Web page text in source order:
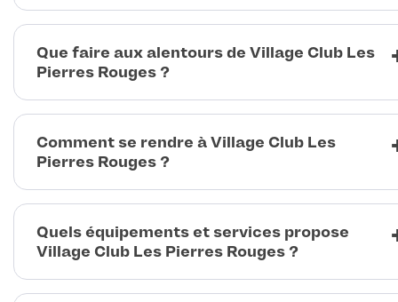
Que faire aux alentours de Village Club Les
Pierres Rouges ?
Comment se rendre à Village Club Les
Pierres Rouges ?
Quels équipements et services propose
Village Club Les Pierres Rouges ?